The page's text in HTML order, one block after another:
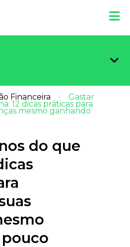
Financeira > Gastar
12 dicas práticas para
mesmo ganhando
do que